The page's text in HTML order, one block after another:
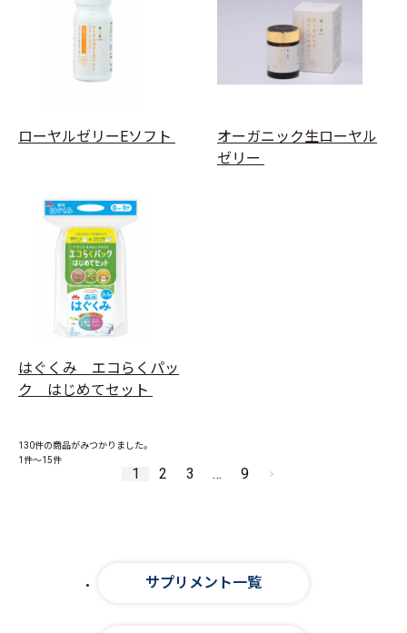
ローヤルゼリーEソフト
オーガニック生ローヤル
ゼリー
はぐくみ エコらくパッ
ク はじめてセット
130件の商品がみつかりました。
1件～15件
1 2 3 … 9
サプリメント一覧